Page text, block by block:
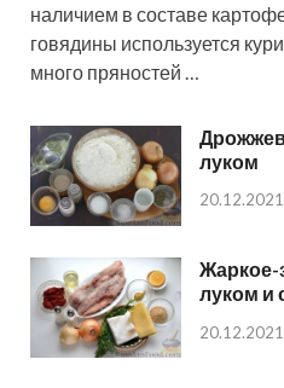
наличием в составе
говядины используется
много пряностей …
луком
20.12.2021
Жаркое-
луком и
20.12.2021